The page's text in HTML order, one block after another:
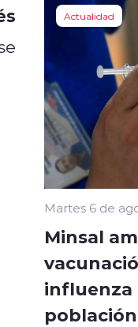
Actualidad
Martes 6 de
Minsal
influenza
población